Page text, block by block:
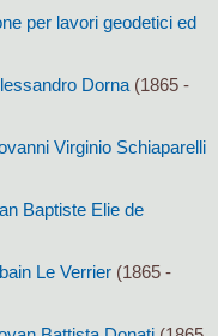
per lavori geodetici ed
Dorna (1865 -
Virginio Schiaparelli
Baptiste Elie de
Le Verrier (1865 -